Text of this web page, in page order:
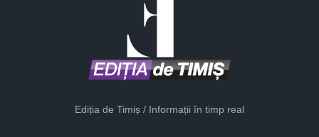
Ediția de Timiș / Informații în timp real